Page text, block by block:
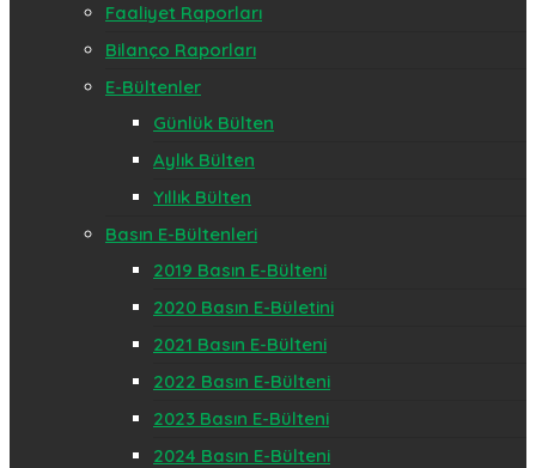
Faaliyet Raporları
Bilanço Raporları
E-Bültenler
Günlük Bülten
Aylık Bülten
Yıllık Bülten
Basın E-Bültenleri
2019 Basın E-Bülteni
2020 Basın E-Bületini
2021 Basın E-Bülteni
2022 Basın E-Bülteni
2023 Basın E-Bülteni
2024 Basın E-Bülteni